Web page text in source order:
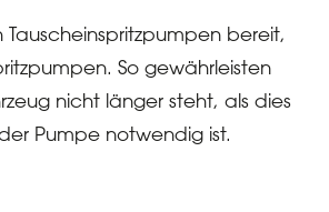
bereit,
So gewährleisten
nicht länger steht, als dies
Pumpe notwendig ist.